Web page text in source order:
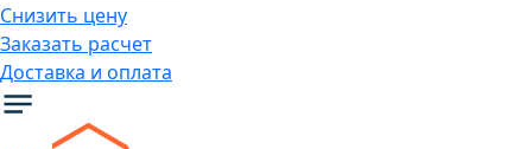
Снизить цену
Заказать расчет
Доставка и оплата